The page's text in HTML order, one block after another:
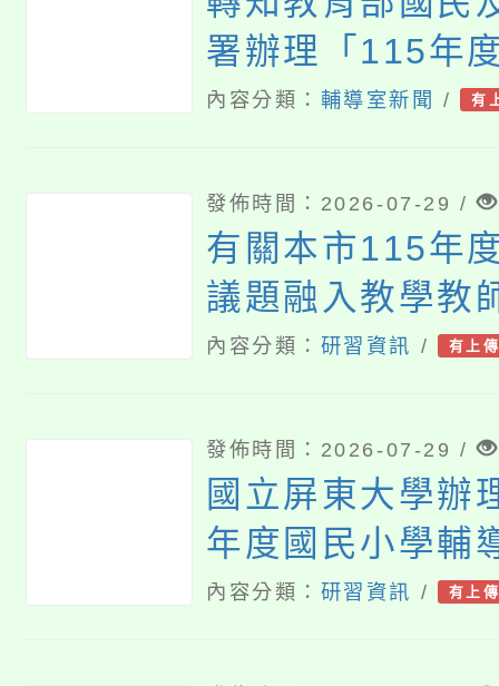
署辦理「115年
民及學前教育署
庫實施計畫」一
校內教師踴躍提
查照。
內容分類： 輔導室新聞 / 有
發佈時間：2026-07-29 /
有關本市115年
議題融入教學教
坊─「3Q達人生
各校派員參與，
內容分類： 研習資訊 / 有上
發佈時間：2026-07-29 /
國立屏東大學辦
年度國民小學輔
後教育學分班」
內容分類： 研習資訊 / 有上